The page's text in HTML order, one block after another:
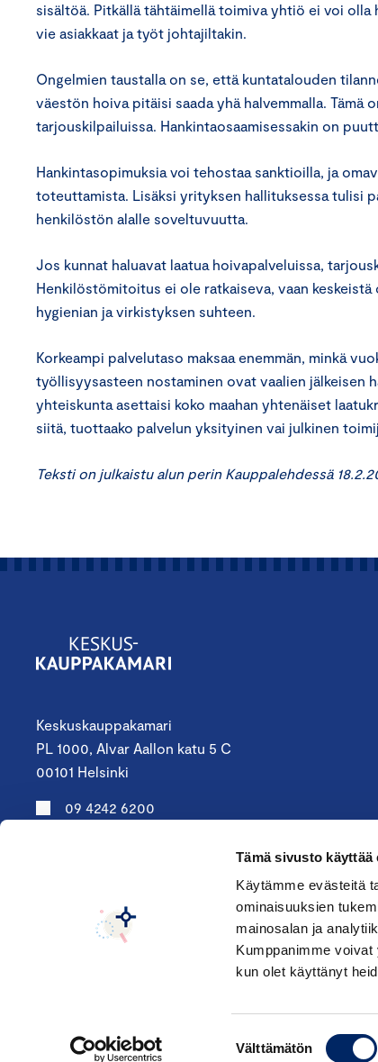
Tämä sivusto käyttää
Käytämme evästeitä
ominaisuuksien
mainosalan ja
Kumppanimme voivat
kun olet käyttänyt
Välttämätön
sisältöä. Pitkällä tähtäimellä toimiva ­yhtiö ei voi
vie asiakkaat ja työt johtajiltakin.
Ongelmien taustalla on se, että kuntatalouden
väestön hoiva pitäisi saada yhä halvemmalla.
tarjouskilpailuissa. Hankintaosaamisessakin on
Hankintasopimuksia voi tehostaa sanktioilla, ja
toteuttamista. Lisäksi yrityksen hallituksessa tulisi
henkilöstön alalle soveltuvuutta.
Jos kunnat haluavat laatua hoivapalveluissa,
Henkilöstömitoitus ei ole ratkaiseva, vaan
hygienian ja virkistyksen suhteen.
Korkeampi palvelutaso maksaa enemmän, minkä
työllisyysasteen nostaminen ovat vaalien jälkeisen
yhteiskunta asettaisi koko maahan yhtenäiset
siitä, tuottaako palvelun yksityinen vai julkinen
Teksti on julkaistu alun perin Kauppalehdessä
Keskuskauppakamari
PL 1000, Alvar Aallon katu 5 C
00101 Helsinki
09 4242 6200